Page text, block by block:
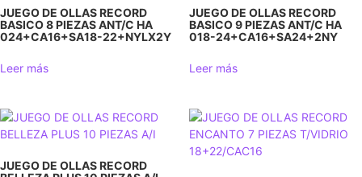
JUEGO DE OLLAS RECORD
BASICO 8 PIEZAS ANT/С НА
024+CA16+SA18-22+NYLX2Y
Leer más
JUEGO DE OLLAS RECORD
BASICO 9 PIEZAS ANT/C НА
018-24+CA16+SA24+2NY
Leer más
JUEGO DE OLLAS RECORD